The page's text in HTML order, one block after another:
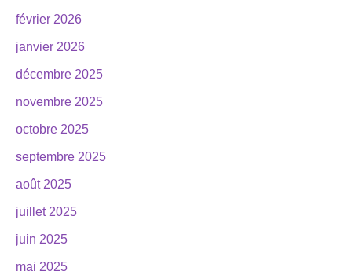
février 2026
janvier 2026
décembre 2025
novembre 2025
octobre 2025
septembre 2025
août 2025
juillet 2025
juin 2025
mai 2025